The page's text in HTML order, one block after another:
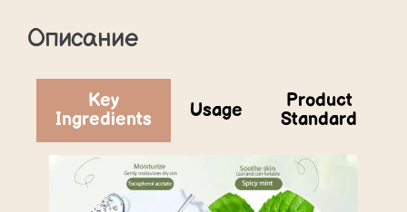
Описание
Key
Ingredients
Usage
Product
Standard